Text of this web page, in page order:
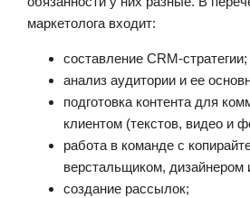
маркетолога входит:
составление CRM-стратегии;
анализ аудитории и ее
подготовка контента для
клиентом (текстов, видео и
работа в команде с
верстальщиком, дизайнером
создание рассылок;